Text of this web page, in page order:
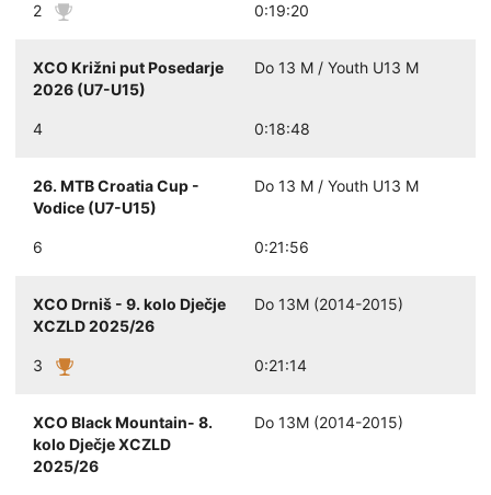
2 0:19:20
XCO Križni put Posedarje
2026 (U7-U15)
Do 13 M / Youth U13 M
4 0:18:48
26. MTB Croatia Cup -
Vodice (U7-U15)
Do 13 M / Youth U13 M
6 0:21:56
XCO Drniš - 9. kolo Dječje
XCZLD 2025/26
Do 13M (2014-2015)
3 0:21:14
XCO Black Mountain- 8.
kolo Dječje XCZLD
2025/26
Do 13M (2014-2015)